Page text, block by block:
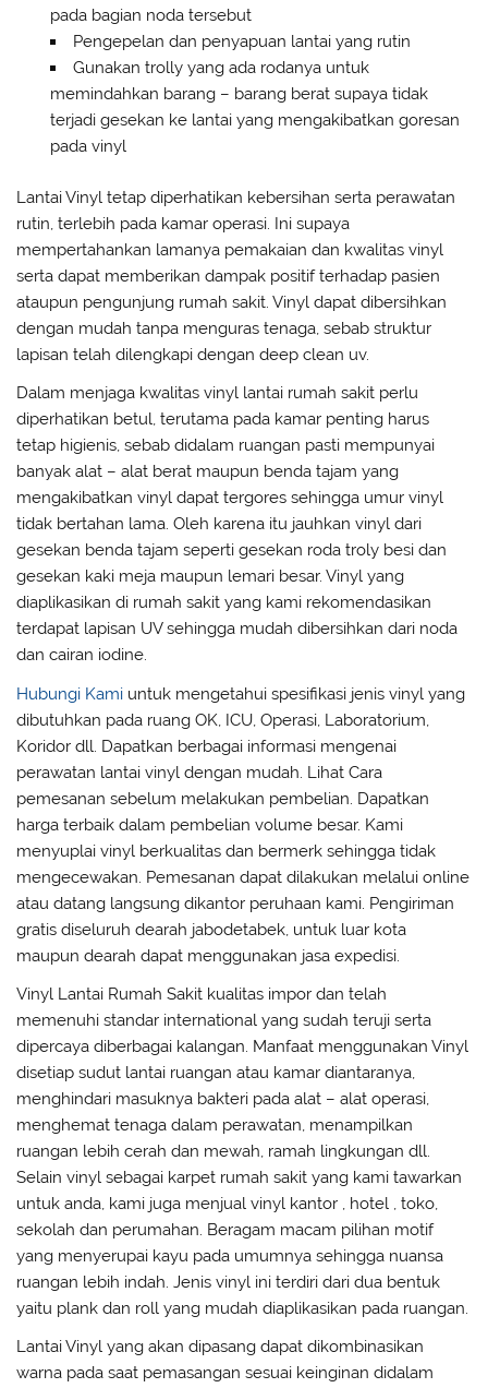
pada bagian noda tersebut
Pengepelan dan penyapuan lantai yang rutin
Gunakan trolly yang ada rodanya untuk
memindahkan barang – barang berat supaya tidak
terjadi gesekan ke lantai yang mengakibatkan goresan
pada vinyl
Lantai Vinyl tetap diperhatikan kebersihan serta perawatan
rutin, terlebih pada kamar operasi. Ini supaya
mempertahankan lamanya pemakaian dan kwalitas vinyl
serta dapat memberikan dampak positif terhadap pasien
ataupun pengunjung rumah sakit. Vinyl dapat dibersihkan
dengan mudah tanpa menguras tenaga, sebab struktur
lapisan telah dilengkapi dengan deep clean uv.
Dalam menjaga kwalitas vinyl lantai rumah sakit perlu
diperhatikan betul, terutama pada kamar penting harus
tetap higienis, sebab didalam ruangan pasti mempunyai
banyak alat – alat berat maupun benda tajam yang
mengakibatkan vinyl dapat tergores sehingga umur vinyl
tidak bertahan lama. Oleh karena itu jauhkan vinyl dari
gesekan benda tajam seperti gesekan roda troly besi dan
gesekan kaki meja maupun lemari besar. Vinyl yang
diaplikasikan di rumah sakit yang kami rekomendasikan
terdapat lapisan UV sehingga mudah dibersihkan dari noda
dan cairan iodine.
Hubungi Kami untuk mengetahui spesifikasi jenis vinyl yang
dibutuhkan pada ruang OK, ICU, Operasi, Laboratorium,
Koridor dll. Dapatkan berbagai informasi mengenai
perawatan lantai vinyl dengan mudah. Lihat Cara
pemesanan sebelum melakukan pembelian. Dapatkan
harga terbaik dalam pembelian volume besar. Kami
menyuplai vinyl berkualitas dan bermerk sehingga tidak
mengecewakan. Pemesanan dapat dilakukan melalui online
atau datang langsung dikantor peruhaan kami. Pengiriman
gratis diseluruh dearah jabodetabek, untuk luar kota
maupun dearah dapat menggunakan jasa expedisi.
Vinyl Lantai Rumah Sakit kualitas impor dan telah
memenuhi standar international yang sudah teruji serta
dipercaya diberbagai kalangan. Manfaat menggunakan Vinyl
disetiap sudut lantai ruangan atau kamar diantaranya,
menghindari masuknya bakteri pada alat – alat operasi,
menghemat tenaga dalam perawatan, menampilkan
ruangan lebih cerah dan mewah, ramah lingkungan dll.
Selain vinyl sebagai karpet rumah sakit yang kami tawarkan
untuk anda, kami juga menjual vinyl kantor , hotel , toko,
sekolah dan perumahan. Beragam macam pilihan motif
yang menyerupai kayu pada umumnya sehingga nuansa
ruangan lebih indah. Jenis vinyl ini terdiri dari dua bentuk
yaitu plank dan roll yang mudah diaplikasikan pada ruangan.
Lantai Vinyl yang akan dipasang dapat dikombinasikan
warna pada saat pemasangan sesuai keinginan didalam